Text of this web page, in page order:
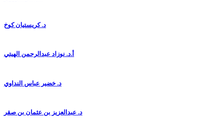
د. كريستيان كوخ
أ.د. نوزاد عبدالرحمن الهيتي
د. خضير عباس النداوي
د. عبدالعزيز بن عثمان بن صقر